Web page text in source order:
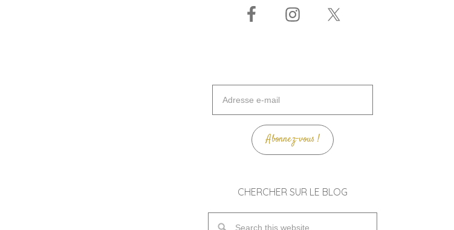
mail
Abonnez-vous !
CHERCHER SUR LE BLOG